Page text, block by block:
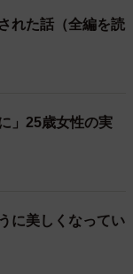
れた話（全編を読
」25歳女性の実
に美しくなってい